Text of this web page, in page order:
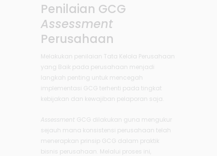
Penilaian GCG
Assessment
Perusahaan
Melakukan penilaian Tata Kelola Perusahaan
yang Baik pada perusahaan menjadi
langkah penting untuk mencegah
implementasi GCG terhenti pada tingkat
kebijakan dan kewajiban pelaporan saja.
Assessment GCG dilakukan guna mengukur
sejauh mana konsistensi perusahaan telah
menerapkan prinsip GCG dalam praktik
bisnis perusahaan. Melalui proses ini,